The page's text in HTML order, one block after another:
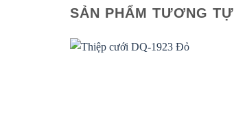
SẢN PHẨM TƯƠNG TỰ